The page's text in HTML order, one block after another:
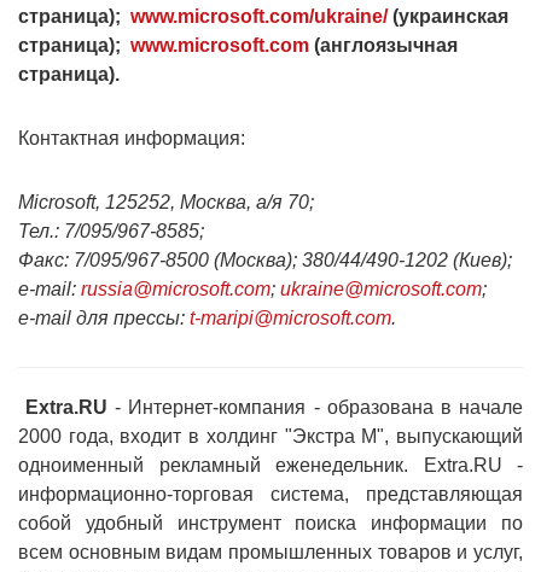
страница); www.microsoft.com/ukraine/(украинская
страница); www.microsoft.com (англоязычная
страница).
Контактная информация:
Microsoft, 125252, Москва, а/я 70;
Тел.: 7/095/967-8585;
Факс: 7/095/967-8500 (Москва); 380/44/490-1202 (Киев);
e-mail: russia@microsoft.com; ukraine@microsoft.com;
e-mail для прессы: t-maripi@microsoft.com.
Extra.RU - Интернет-компания - образована в начале
2000 года, входит в холдинг "Экстра М", выпускающий
одноименный рекламный еженедельник. Extra.RU -
информационно-торговая система, представляющая
собой удобный инструмент поиска информации по
всем основным видам промышленных товаров и услуг,